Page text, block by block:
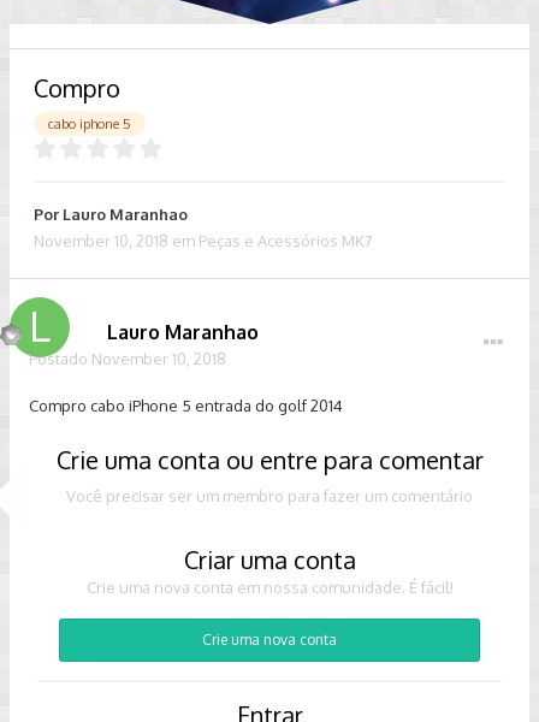
Compro
cabo iphone 5
Por Lauro Maranhao
November 10, 2018 em Peças e Acessórios MK7
Lauro Maranhao
Postado November 10, 2018
Compro cabo iPhone 5 entrada do golf 2014
Crie uma conta ou entre para comentar
Você precisar ser um membro para fazer um comentário
Criar uma conta
Crie uma nova conta em nossa comunidade. É fácil!
Crie uma nova conta
Entrar